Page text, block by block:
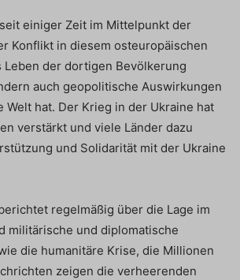
einiger Zeit im Mittelpunkt der
Konflikt in diesem osteuropäischen
Leben der dortigen Bevölkerung
auch geopolitische Auswirkungen
Welt hat. Der Krieg in der Ukraine hat
verstärkt und viele Länder dazu
und Solidarität mit der Ukraine
regelmäßig über die Lage im
militärische und diplomatische
die humanitäre Krise, die Millionen
zeigen die verheerenden